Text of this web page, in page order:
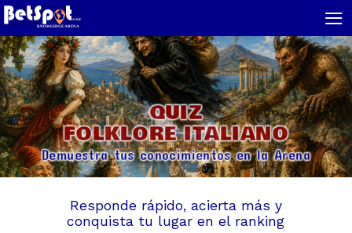
≡
QUIZ
FOLKLORE ITALIANO
Demuestra tus conocimientos en la Arena
Responde rápido, acierta más y
conquista tu lugar en el ranking